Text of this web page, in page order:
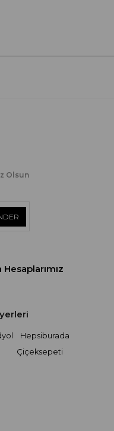
Olsun
Hesaplarımız
Hepsiburada
Çiçeksepeti